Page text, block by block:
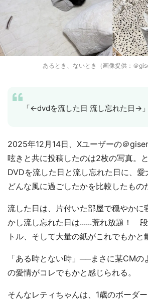
あるとき、ないとき（画像提供：＠
「←dvdを流した日 流し忘れた日→」
2025年12月14日、Xユーザーの＠
呟きと共に投稿したのは2枚の写真。
DVDを流した日と流し忘れた日に、
どんな風に過ごしたかを比較したもの
流した日は、片付いた部屋で穏やかに
かし流し忘れた日は......荒れ放題！
トル、そして大量の紙がこれでもかと
「ある時とない時」──まさに某CMの
の愛情がコレでもかと感じられる。
そんなレティちゃんは、1歳のボーダ